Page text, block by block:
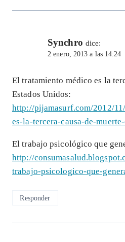
Synchro dice:
2 enero, 2013 a las 14:24
El tratamiento médico es la
Estados Unidos:
http://pijamasurf.com/2012/
es-la-tercera-causa-de-
El trabajo psicológico que
http://
trabajo-psicologico-que-
Responder